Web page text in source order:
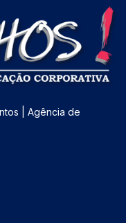
| Agência de